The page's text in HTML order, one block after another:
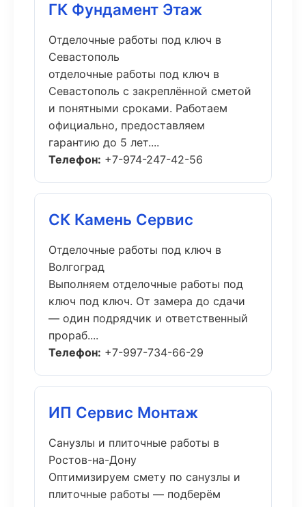
ГК Фундамент Этаж
Отделочные работы под ключ в
Севастополь
отделочные работы под ключ в
Севастополь с закреплённой сметой
и понятными сроками. Работаем
официально, предоставляем
гарантию до 5 лет....
Телефон: +7-974-247-42-56
СК Камень Сервис
Отделочные работы под ключ в
Волгоград
Выполняем отделочные работы под
ключ под ключ. От замера до сдачи
— один подрядчик и ответственный
прораб....
Телефон: +7-997-734-66-29
ИП Сервис Монтаж
Санузлы и плиточные работы в
Ростов-на-Дону
Оптимизируем смету по санузлы и
плиточные работы — подберём